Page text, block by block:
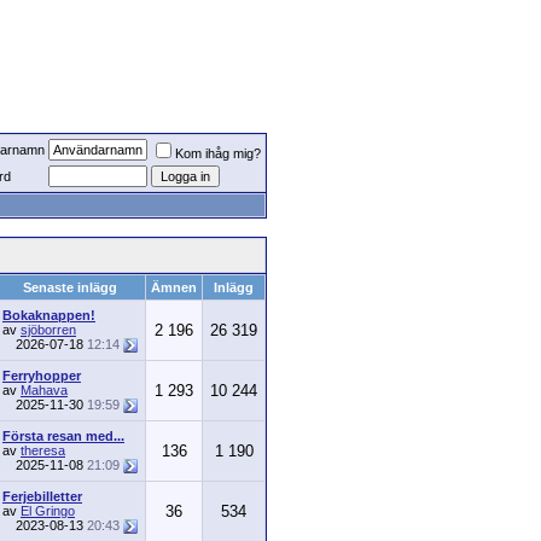
Kom ihåg mig?
Senaste inlägg Ämnen Inlägg
Bokaknappen!
av sjöborren
2026-07-18 12:14
2 196 26 319
Ferryhopper
av Mahava
2025-11-30 19:59
1 293 10 244
Första resan med...
av theresa
2025-11-08 21:09
136 1 190
Ferjebilletter
av El Gringo
2023-08-13 20:43
36 534